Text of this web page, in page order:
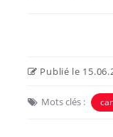
Publié le
Mots clés :